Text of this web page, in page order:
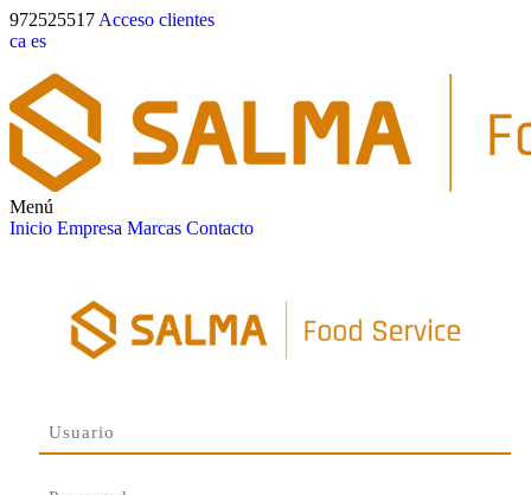
972525517 Acceso clientes
ca es
Menú
Inicio Empresa Marcas Contacto